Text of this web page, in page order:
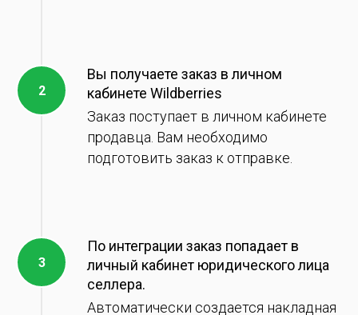
Вы получаете заказ в личном
кабинете Wildberries
Заказ поступает в личном кабинете
продавца. Вам необходимо
подготовить заказ к отправке.
По интеграции заказ попадает в
личный кабинет юридического лица
селлера.
Автоматически создается накладная